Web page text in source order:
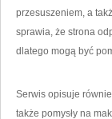
przesuszeniem, a
sprawia, że strona
dlatego mogą być
Serwis opisuje
także pomysły na